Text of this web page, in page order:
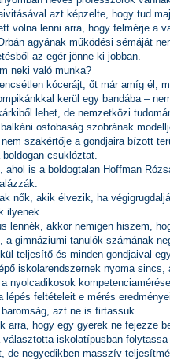
azt képzelte, hogy tud
volna lenni arra, hogy felmérje a
agyának működési sémáját
az egér jönne ki jobban.
neki való munka?
kócerájt, őt már amíg él,
kerül egy bandába –
lehet, de nemzetközi
ostobaság szobrának
szakértője a gondjaira bízott
csuklóztat.
ahol is a boldogtalan Hoffman
nők, akik élvezik, ha
ilyenek.
lennék, akkor nemigen hiszem,
gimnáziumi tanulók számának
teljesítő és minden gondjaival
iskolarendszernek nyoma
nyolcadikosok
feltételeit e mérés
azt ne is firtassuk.
arra, hogy egy gyerek ne fejezze
iskolatípusban
de negyedikben masszív